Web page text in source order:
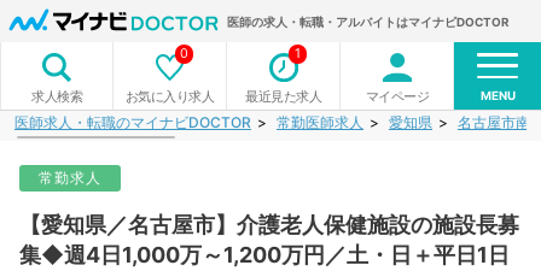
医師の求人・転職・アルバイトはマイナビDOCTOR
求人検索 お気に入り求人
0
最近見た求人
1
マイページ MENU
医師求人・転職のマイナビDOCTOR 常勤医師求人 愛知県 名古屋市南
常勤求人
【愛知県／名古屋市】介護老人保健施設の施設長募
集◆週4日1,000万～1,200万円／土・日＋平日1日